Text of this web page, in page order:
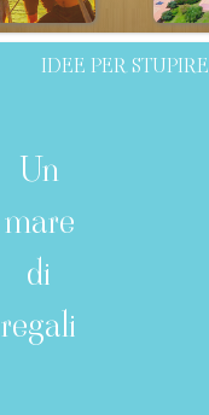
IDEE PER STUPIRE
Un
mare
di
regali